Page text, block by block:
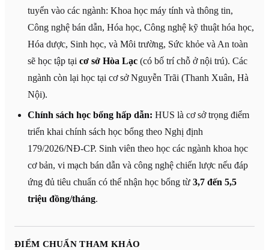
tuyển vào các ngành: Khoa học máy tính và thông tin,
Công nghệ bán dẫn, Hóa học, Công nghệ kỹ thuật hóa học,
Hóa dược, Sinh học, và Môi trường, Sức khỏe và An toàn
sẽ học tập tại cơ sở Hòa Lạc(có bố trí chỗ ở nội trú). Các
ngành còn lại học tại cơ sở Nguyễn Trãi (Thanh Xuân, Hà
Nội).
Chính sách học bổng hấp dẫn: HUS là cơ sở trọng điểm
triển khai chính sách học bổng theo Nghị định
179/2026/NĐ-CP. Sinh viên theo học các ngành khoa học
cơ bản, vi mạch bán dẫn và công nghệ chiến lược nếu đáp
ứng đủ tiêu chuẩn có thể nhận học bổng từ 3,7 đến 5,5
triệu đồng/tháng.
ĐIỂM CHUẨN THAM KHẢO